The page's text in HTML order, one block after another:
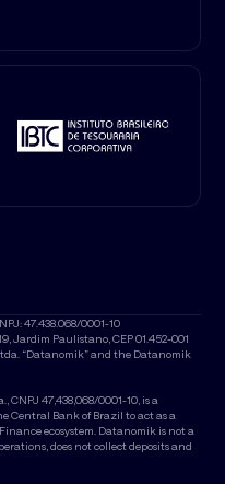
47.438.068/0001-10
Jardim Paulistano, CEP 01.452-001
“Datanomik” and the Datanomik
47,438,068/0001-10, is a
Central Bank of Brazil to act as a
ecosystem. Datanomik is not a
does not collect deposits and